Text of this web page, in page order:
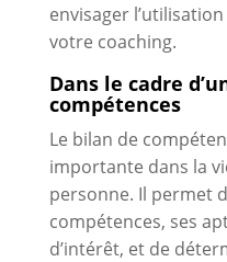
envisager
votre coaching.
Dans le cadre
compétences
Le bilan de
importante dans la
personne. Il permet
compétences, ses
d’intérêt, et de